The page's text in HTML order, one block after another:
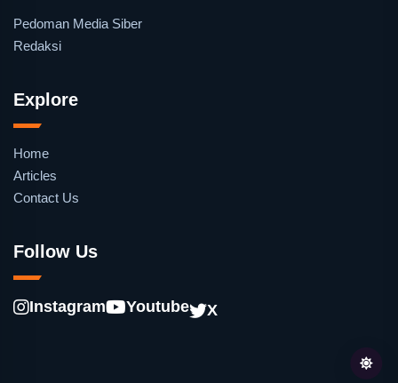
Pedoman Media Siber
Redaksi
Explore
Home
Articles
Contact Us
Follow Us
Instagram Youtube X